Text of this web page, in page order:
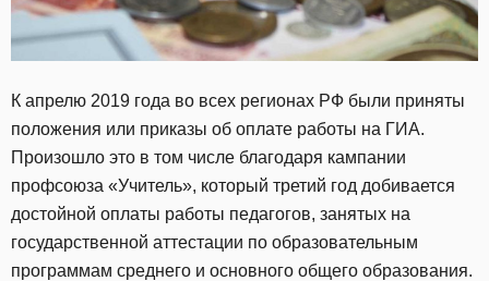
К апрелю 2019 года во всех регионах РФ были приняты
положения или приказы об оплате работы на ГИА.
Произошло это в том числе благодаря кампании
профсоюза «Учитель», который третий год добивается
достойной оплаты работы педагогов, занятых на
государственной аттестации по образовательным
программам среднего и основного общего образования.